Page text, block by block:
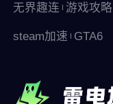
无界趣连 游戏攻略
steam加速 GTA6